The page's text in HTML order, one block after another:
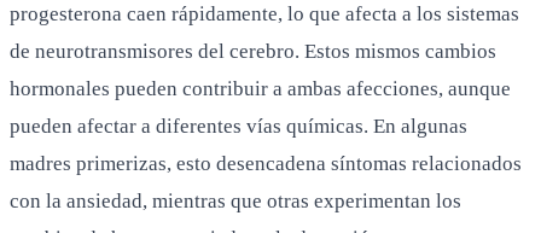
progesterona caen rápidamente, lo que afecta a los sistemas
de neurotransmisores del cerebro. Estos mismos cambios
hormonales pueden contribuir a ambas afecciones, aunque
pueden afectar a diferentes vías químicas. En algunas
madres primerizas, esto desencadena síntomas relacionados
con la ansiedad, mientras que otras experimentan los